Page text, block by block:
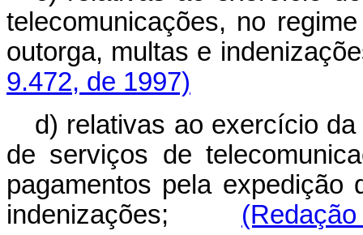
telecomunicações, no
outorga, multas e
9.472, de 1997)
d) relativas ao exercício
de serviços de
pagamentos pela
indenizações;